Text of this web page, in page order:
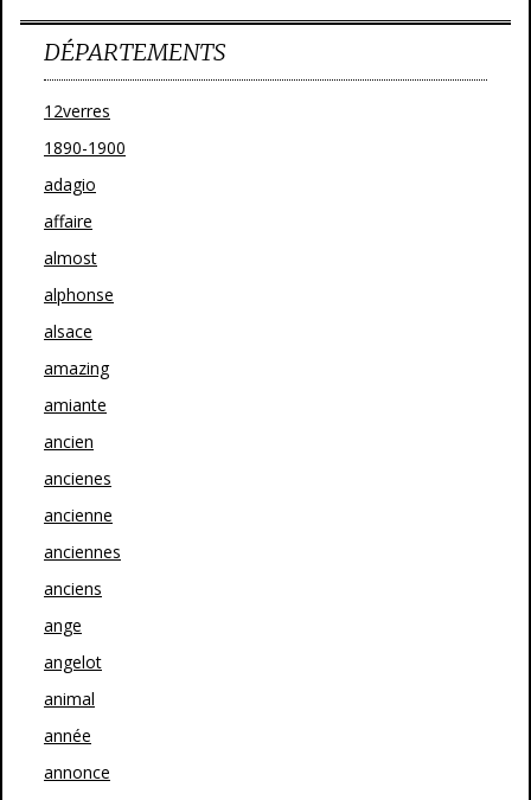
DÉPARTEMENTS
12verres
1890-1900
adagio
affaire
almost
alphonse
alsace
amazing
amiante
ancien
ancienes
ancienne
anciennes
anciens
ange
angelot
animal
année
annonce